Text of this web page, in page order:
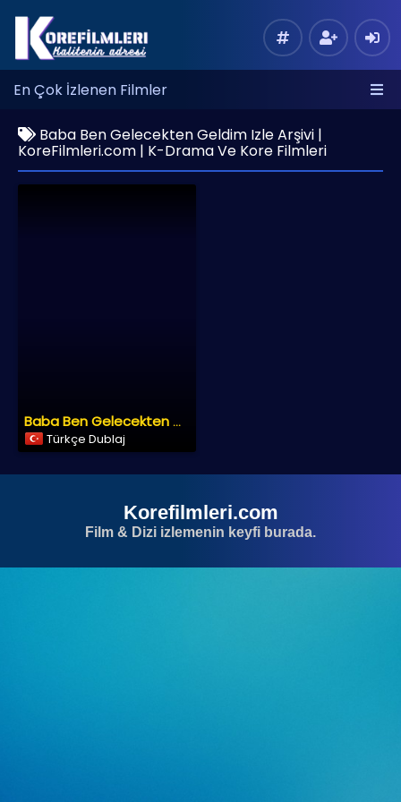
En Çok İzlenen Filmler
Baba Ben Gelecekten Geldim Izle Arşivi |
KoreFilmleri.com | K-Drama Ve Kore Filmleri
Baba Ben Gelecekten Geldim
Türkçe Dublaj
Korefilmleri.com
Film & Dizi izlemenin keyfi burada.